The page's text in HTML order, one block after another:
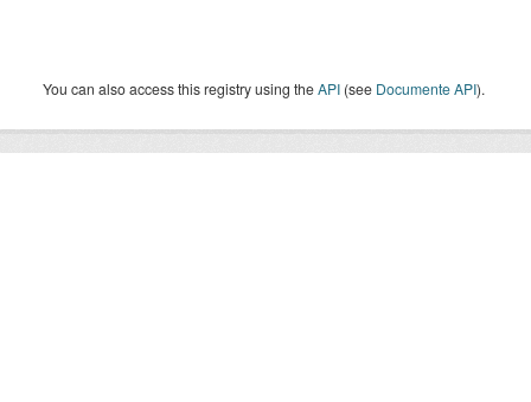
You can also access this registry using theAPI (see Documente API).